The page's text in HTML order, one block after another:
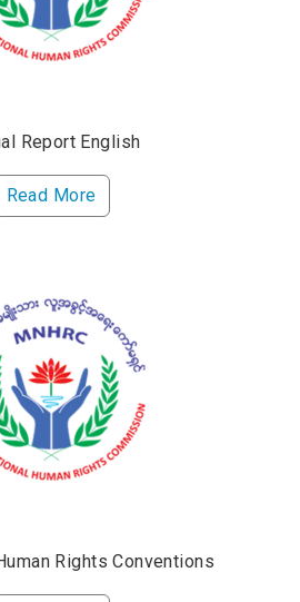
Report English
Read More
Rights Conventions